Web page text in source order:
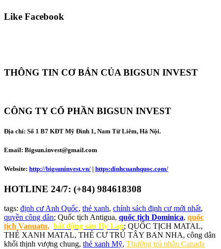
Like Facebook
THÔNG TIN CƠ BẢN CỦA BIGSUN INVEST
CÔNG TY CỔ PHẦN BIGSUN INVEST
Địa chỉ: Số 1 B7 KĐT Mỹ Đình 1, Nam Từ Liêm, Hà Nội.
Email: Bigsun.invest@gmail.com
Website: http://bigsuninvest.vn/ | https:dinhcuanhquoc.com/
HOTLINE 24/7: (+84) 984618308
tags: định cư Anh Quốc, thẻ xanh, chính sách định cư mới nhất,
quyền công dân; Quốc tịch Antigua, quốc tịch Dominica, quốc
tịch Vanuatu, bất động sản Hy Lap; QUỐC TỊCH MATAL,
THẺ XANH MATAL, THẺ CƯ TRÚ TÂY BAN NHA, công dân
khối thịnh vượng chung, thẻ xanh Mỹ, Thường trú nhân Canada